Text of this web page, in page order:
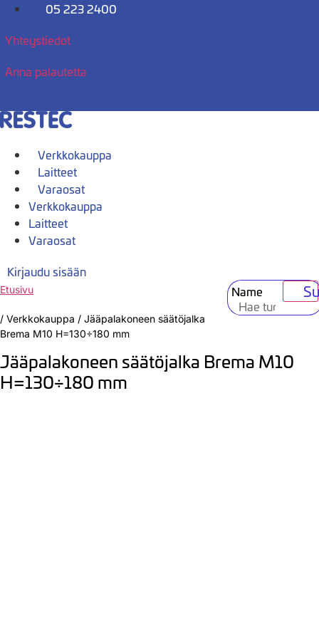
Mene
05 223 2400
Yhteystiedot
Anna palautetta
Verkkokauppa
Laitteet
Varaosat
Verkkokauppa
Laitteet
Varaosat
Kirjaudu sisään
Name
Etusivu
/ Verkkokauppa / Jääpalakoneen säätöjalka
Brema M10 H=130÷180 mm
Jääpalakoneen säätöjalka Brema M10
H=130÷180 mm